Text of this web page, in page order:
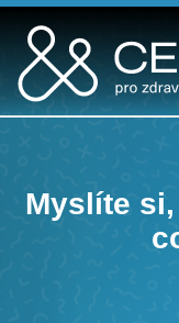
Myslíte